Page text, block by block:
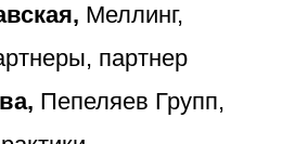
Меллинг,
партнер
Пепеляев Групп,